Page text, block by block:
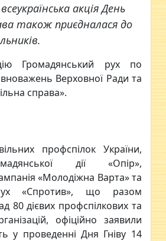
акція День
також приєдналася до
Громадянський рух по
Верховної Ради та
справа».
профспілок України,
дії «Опір»,
«Молодіжна Варта» та
«Спротив», що разом
80 дієвих профспілкових та
офіційно заявили
у проведенні Дня Гніву 14